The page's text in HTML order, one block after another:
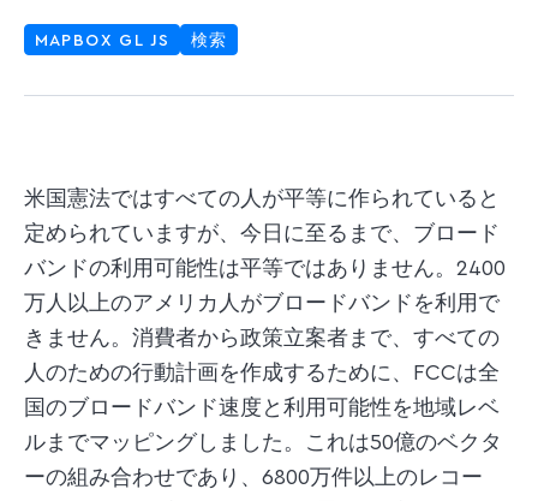
MAPBOX GL JS 検索
米国憲法ではすべての人が平等に作られていると
定められていますが、今日に至るまで、ブロード
バンドの利用可能性は平等ではありません。2400
万人以上のアメリカ人がブロードバンドを利用で
きません。消費者から政策立案者まで、すべての
人のための行動計画を作成するために、FCCは全
国のブロードバンド速度と利用可能性を地域レベ
ルまでマッピングしました。これは50億のベクタ
ーの組み合わせであり、6800万件以上のレコー